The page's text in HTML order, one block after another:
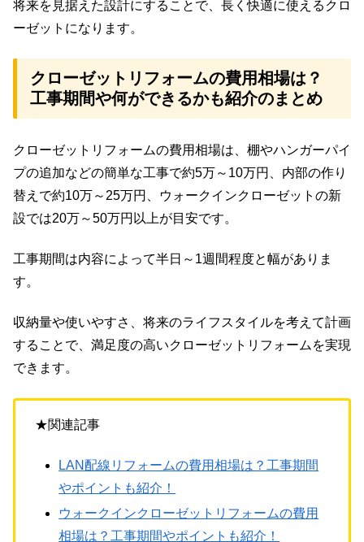
将来を見据えた設計にすることで、長く快適に使えるクロ
ーゼットになります。
クローゼットリフォームの費用相場は？
工事期間や何ができるかも紹介のまとめ
クローゼットリフォームの費用相場は、棚やハンガーパイ
プの追加などの簡単な工事で約5万～10万円、内部の作り
替えで約10万～25万円、ウォークインクローゼットの新
設では20万～50万円以上が目安です。
工事期間は内容によって半日～1週間程度と幅がありま
す。
収納量や使いやすさ、将来のライフスタイルを考えて計画
することで、満足度の高いクローゼットリフォームを実現
できます。
★関連記事
LAN配線リフォームの費用相場は？工事期間
やポイントも紹介！
ウォークインクローゼットリフォームの費用
相場は？工事期間やポイントも紹介！